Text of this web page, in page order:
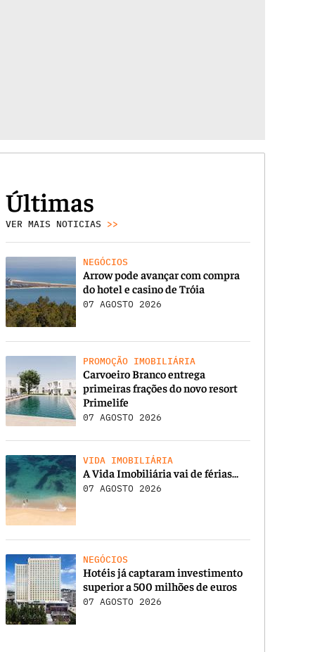
Últimas
VER MAIS NOTICIAS >>
NEGÓCIOS
Arrow pode avançar com compra
do hotel e casino de Tróia
07 AGOSTO 2026
PROMOÇÃO IMOBILIÁRIA
Carvoeiro Branco entrega
primeiras frações do novo resort
Primelife
07 AGOSTO 2026
VIDA IMOBILIÁRIA
A Vida Imobiliária vai de férias…
07 AGOSTO 2026
NEGÓCIOS
Hotéis já captaram investimento
superior a 500 milhões de euros
07 AGOSTO 2026